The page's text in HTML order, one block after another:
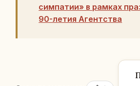
симпатии» в рамках
90-летия Агентства